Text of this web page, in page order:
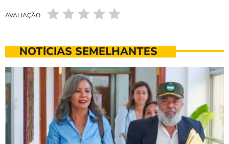
AVALIAÇÃO
NOTÍCIAS SEMELHANTES